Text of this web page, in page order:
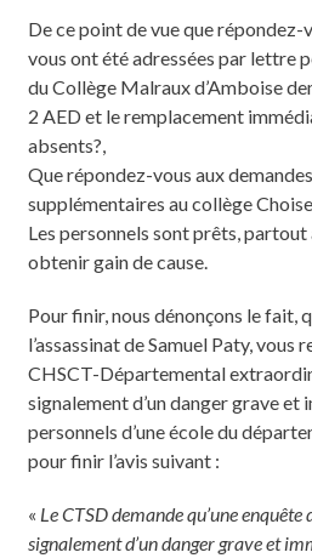
De ce point de vue que répondez-
vous ont été adressées par lettre
du Collège Malraux d’Amboise
2 AED et le remplacement
absents?,
Que répondez-vous aux
supplémentaires au collège
Les personnels sont prêts,
obtenir gain de cause.
Pour finir, nous dénonçons le fait,
l’assassinat de Samuel Paty, vous
CHSCT-Départemental
signalement d’un danger grave et
personnels d’une école du
pour finir l’avis suivant :
« Le CTSD demande qu’une
signalement d’un danger grave et